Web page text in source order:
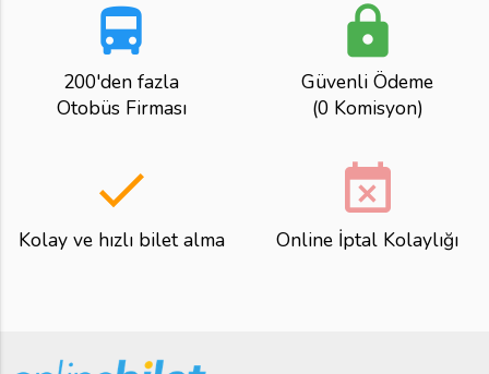
directions_bus
200'den fazla
Otobüs Firması
lock
Güvenli Ödeme
(0 Komisyon)
done
Kolay ve hızlı bilet alma
event_busy
Online İptal Kolaylığı